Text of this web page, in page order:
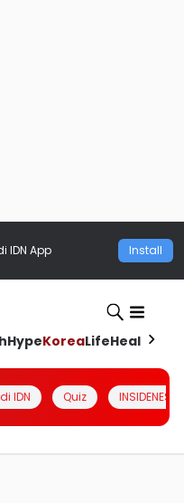
IDN App Install
HypeKoreaLifeHealth
IDN Quiz INSIDENESIA